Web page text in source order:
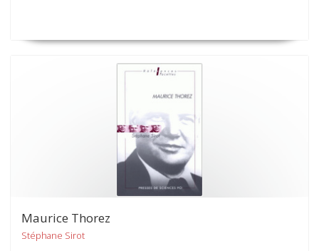
Maurice Thorez
Stéphane Sirot